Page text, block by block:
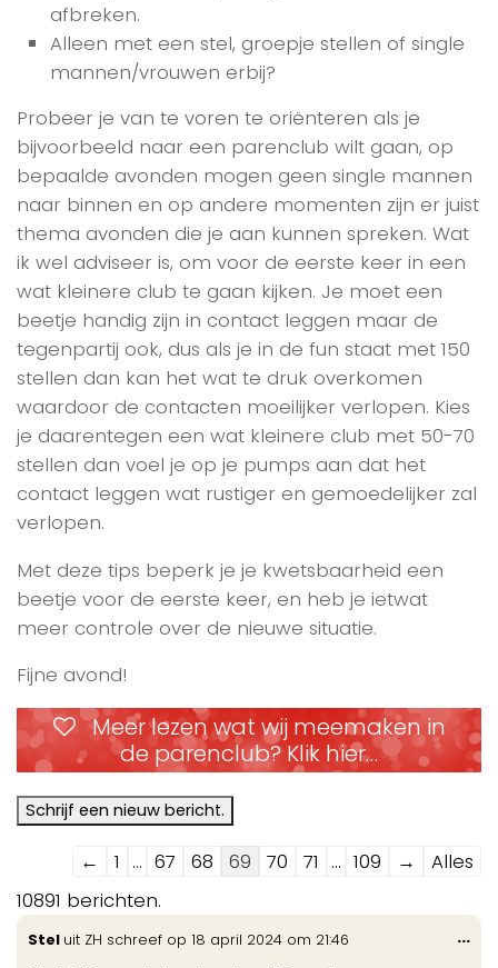
afbreken.
Alleen met een stel, groepje stellen of single
mannen/vrouwen erbij?
Probeer je van te voren te oriënteren als je
bijvoorbeeld naar een parenclub wilt gaan, op
bepaalde avonden mogen geen single mannen
naar binnen en op andere momenten zijn er juist
thema avonden die je aan kunnen spreken. Wat
ik wel adviseer is, om voor de eerste keer in een
wat kleinere club te gaan kijken. Je moet een
beetje handig zijn in contact leggen maar de
tegenpartij ook, dus als je in de fun staat met 150
stellen dan kan het wat te druk overkomen
waardoor de contacten moeilijker verlopen. Kies
je daarentegen een wat kleinere club met 50-70
stellen dan voel je op je pumps aan dat het
contact leggen wat rustiger en gemoedelijker zal
verlopen.
Met deze tips beperk je je kwetsbaarheid een
beetje voor de eerste keer, en heb je ietwat
meer controle over de nieuwe situatie.
Fijne avond!
Meer lezen wat wij meemaken in
de parenclub? Klik hier…
Navigatie
door
de
gastenboek-
← 1 ... 67 68 69 70 71 ... 109 →
Alles
10891 berichten.
Stel uit ZH schreef op 18 april 2024 om 21:46 ...